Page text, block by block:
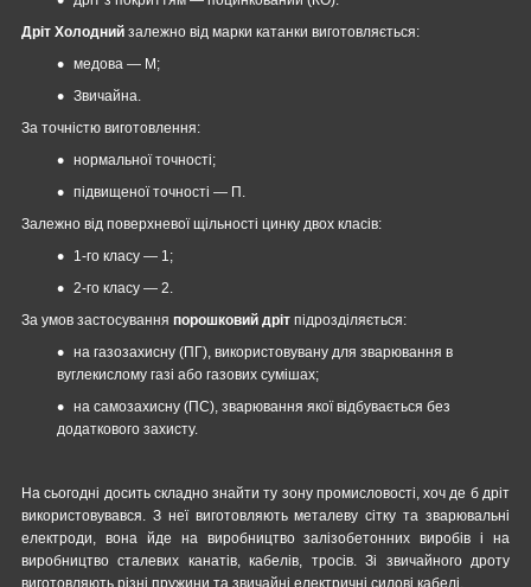
Дріт Холодний залежно від марки катанки виготовляється:
медова — М;
Звичайна.
За точністю виготовлення:
нормальної точності;
підвищеної точності — П.
Залежно від поверхневої щільності цинку двох класів:
1-го класу — 1;
2-го класу — 2.
За умов застосування порошковий дріт підрозділяється:
на газозахисну (ПГ), використовувану для зварювання в
вуглекислому газі або газових сумішах;
на самозахисну (ПС), зварювання якої відбувається без
додаткового захисту.
На сьогодні досить складно знайти ту зону промисловості, хоч де б дріт
використовувався. З неї виготовляють металеву сітку та зварювальні
електроди, вона йде на виробництво залізобетонних виробів і на
виробництво сталевих канатів, кабелів, тросів. Зі звичайного дроту
виготовляють різні пружини та звичайні електричні силові кабелі.